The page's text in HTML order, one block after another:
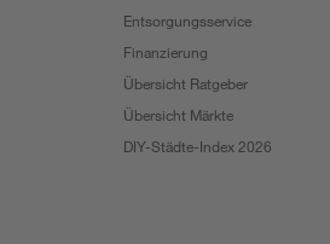
Entsorgungsservice
Finanzierung
Übersicht Ratgeber
Übersicht Märkte
DIY-Städte-Index 2026